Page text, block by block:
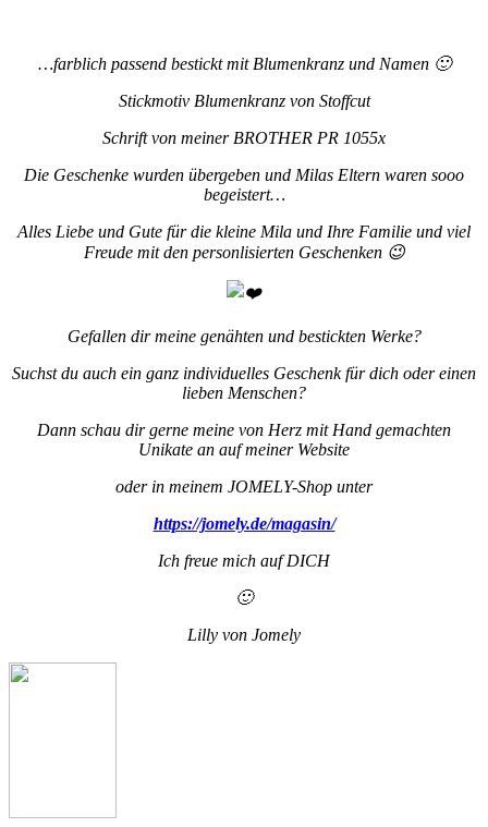
…farblich passend bestickt mit Blumenkranz und Namen 🙂
Stickmotiv Blumenkranz von Stoffcut
Schrift von meiner BROTHER PR 1055x
Die Geschenke wurden übergeben und Milas Eltern waren sooo
begeistert…
Alles Liebe und Gute für die kleine Mila und Ihre Familie und viel
Freude mit den personlisierten Geschenken 😉
Gefallen dir meine genähten und bestickten Werke?
Suchst du auch ein ganz individuelles Geschenk für dich oder einen
lieben Menschen?
Dann schau dir gerne meine von Herz mit Hand gemachten
Unikate an auf meiner Website
oder in meinem JOMELY-Shop unter
https://jomely.de/magasin/
Ich freue mich auf DICH
🙂
Lilly von Jomely